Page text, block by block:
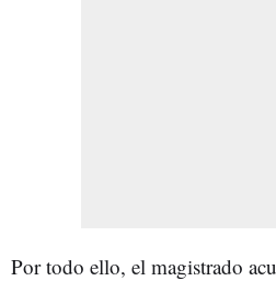
Por todo ello, el magistrado